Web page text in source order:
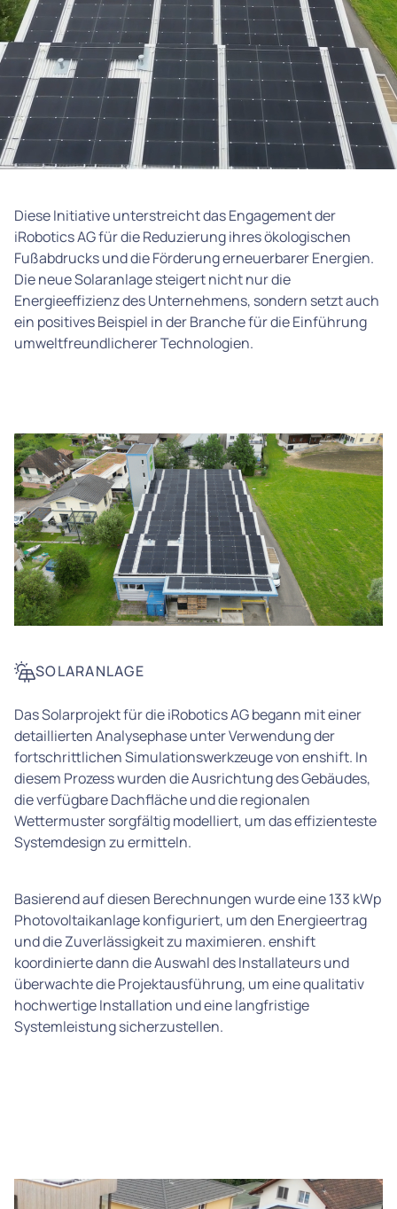
Diese Initiative unterstreicht das Engagement der
iRobotics AG für die Reduzierung ihres ökologischen
Fußabdrucks und die Förderung erneuerbarer Energien.
Die neue Solaranlage steigert nicht nur die
Energieeffizienz des Unternehmens, sondern setzt auch
ein positives Beispiel in der Branche für die Einführung
umweltfreundlicherer Technologien.
SOLARANLAGE
Das Solarprojekt für die iRobotics AG begann mit einer
detaillierten Analysephase unter Verwendung der
fortschrittlichen Simulationswerkzeuge von enshift. In
diesem Prozess wurden die Ausrichtung des Gebäudes,
die verfügbare Dachfläche und die regionalen
Wettermuster sorgfältig modelliert, um das effizienteste
Systemdesign zu ermitteln.
Basierend auf diesen Berechnungen wurde eine 133 kWp
Photovoltaikanlage konfiguriert, um den Energieertrag
und die Zuverlässigkeit zu maximieren. enshift
koordinierte dann die Auswahl des Installateurs und
überwachte die Projektausführung, um eine qualitativ
hochwertige Installation und eine langfristige
Systemleistung sicherzustellen.